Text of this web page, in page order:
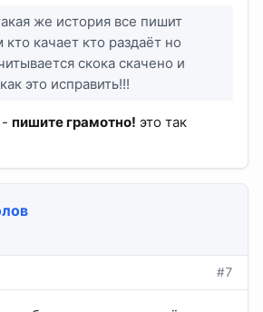
же история все пишит
качает кто раздаёт но
скока скачено и
это исправить!!!
пишите грамотно! это так
#7